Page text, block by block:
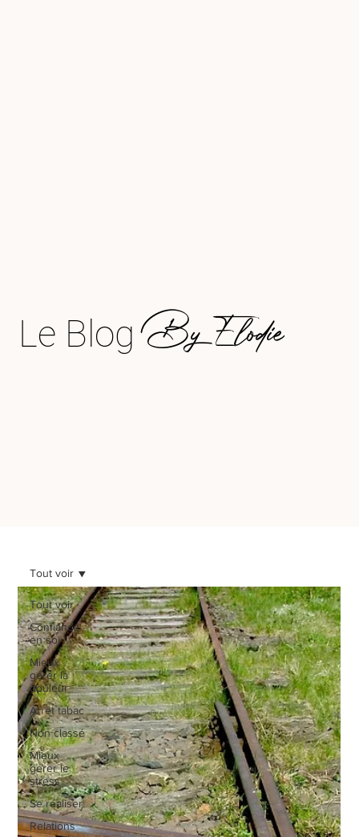
Tout voir
Confiance
en soi
Mieux
gérer la
douleur
Arrêt tabac
Non classé
Mieux
gérer le
stress
Se réaliser
Relations
Tout voir
Le BlogBy Elodie